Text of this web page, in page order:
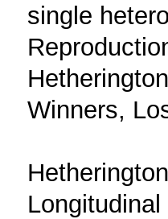
single
Winners,